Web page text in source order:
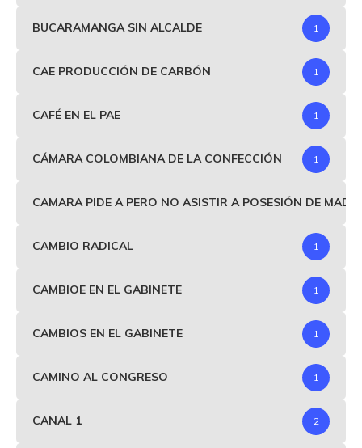
BUCARAMANGA SIN ALCALDE 1
CAE PRODUCCIÓN DE CARBÓN 1
CAFÉ EN EL PAE 1
CÁMARA COLOMBIANA DE LA CONFECCIÓN 1
CAMARA PIDE A PERO NO ASISTIR A POSESIÓN DE
CAMBIO RADICAL 1
CAMBIOE EN EL GABINETE 1
CAMBIOS EN EL GABINETE 1
CAMINO AL CONGRESO 1
CANAL 1 2